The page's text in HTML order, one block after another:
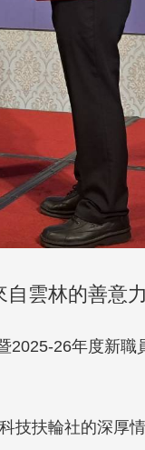
雲林的善意力
2025-26年度新
技扶輪社的深厚